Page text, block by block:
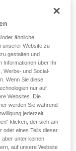
oder ähnliche
unserer Website zu
gestalten und
Informationen über Ihr
Werbe- und Social-
Wenn Sie diese
nur auf
Websites. Die
werden Sie während
jederzeit
klicken, der sich am
oder eines Teils dieser
aber unter keinen
auf unsere Website